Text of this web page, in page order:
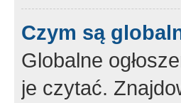
Czym są
Globalne
je czytać.